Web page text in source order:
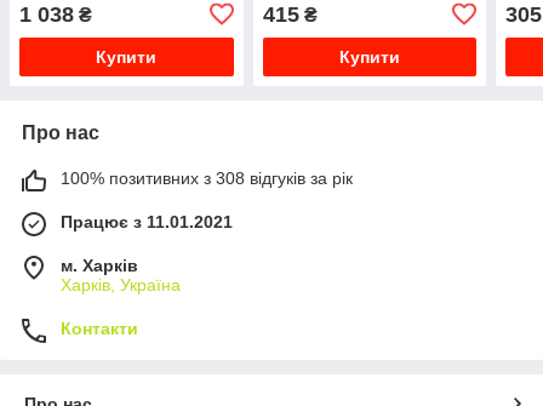
1 038 ₴
Купити
415₴
Купити
305
Про нас
100% позитивних з 308 відгуків за рік
Працює з 11.01.2021
м. Харків
Харків, Україна
Контакти